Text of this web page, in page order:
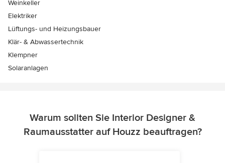
Weinkeller
Elektriker
Lüftungs- und Heizungsbauer
Klär- & Abwassertechnik
Klempner
Solaranlagen
Warum sollten Sie Interior Designer &
Raumausstatter auf Houzz beauftragen?